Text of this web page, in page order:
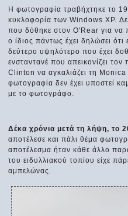
Η φωτογραφία τραβήχτηκε το
κυκλοφορία των Windows XP.
που δόθηκε στον O'Rear για να
ο ίδιος πάντως έχει δηλώσει
δεύτερο υψηλότερο που έχει
ενσταντανέ που απεικονίζει
Clinton να αγκαλιάζει τη
φωτογραφία δεν έχει υποστεί
με το φωτογράφο.
Δέκα χρόνια μετά τη λήψη, το
αποτέλεσε και πάλι θέμα
αποτέλεσμα ήταν κάθε άλλο
του ειδυλλιακού τοπίου είχε
αμπελώνας.